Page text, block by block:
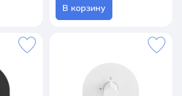
В корзину